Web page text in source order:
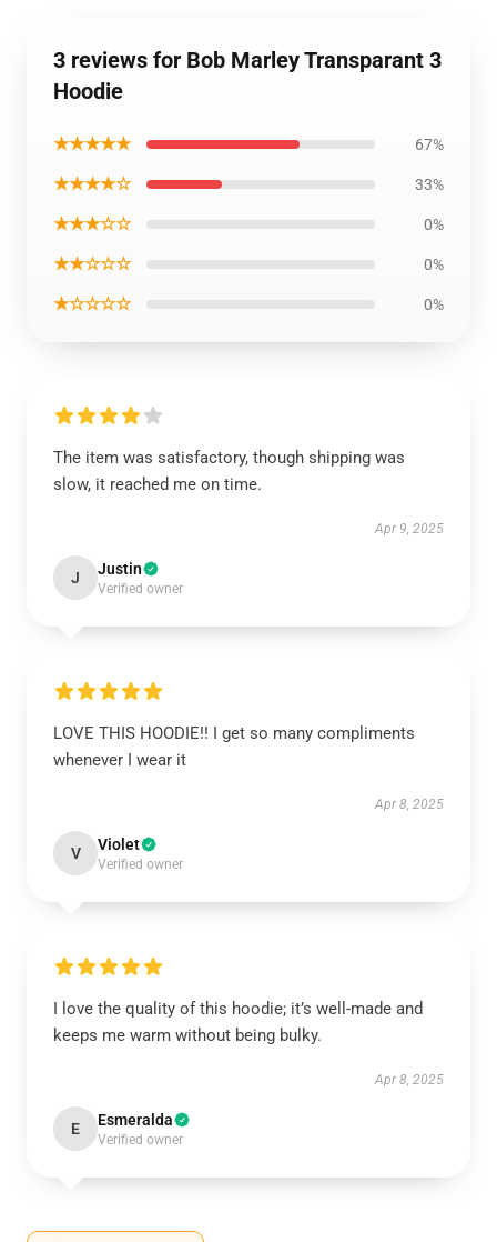
3 reviews for Bob Marley Transparant 3
Hoodie
★★★★★ 67%
★★★★☆ 33%
★★★☆☆ 0%
★★☆☆☆ 0%
★☆☆☆☆ 0%
The item was satisfactory, though shipping was
slow, it reached me on time.
Apr 9, 2025
J Justin
Verified owner
LOVE THIS HOODIE!! I get so many compliments
whenever I wear it
Apr 8, 2025
V Violet
Verified owner
I love the quality of this hoodie; it’s well-made and
keeps me warm without being bulky.
Apr 8, 2025
E Esmeralda
Verified owner